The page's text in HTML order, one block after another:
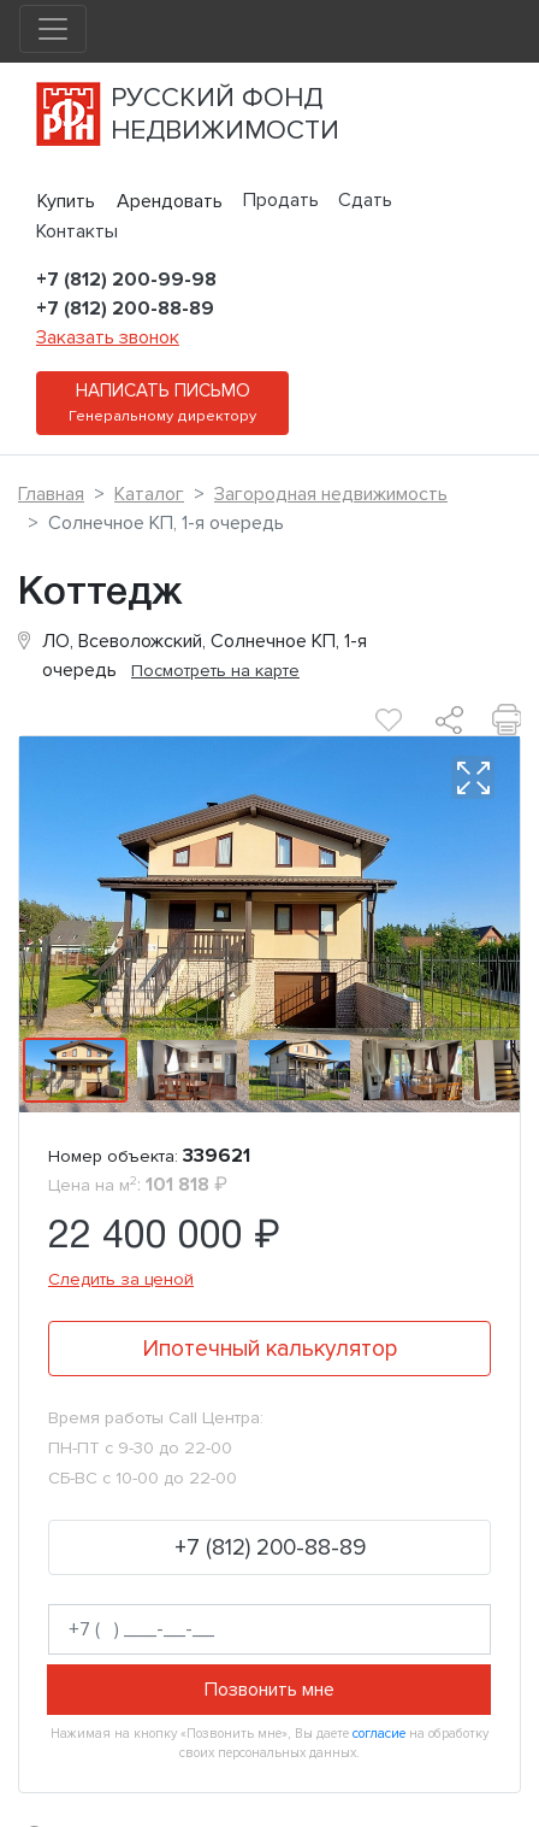
РУССКИЙ ФОНД
НЕДВИЖИМОСТИ
Купить Арендовать Продать
Сдать
Контакты
+7 (812) 200-99-98
+7 (812) 200-88-89
Заказать звонок
НАПИСАТЬ ПИСЬМО
Генеральному директору
Главная Каталог
Загородная недвижимость
Солнечное КП, 1-я очередь
Коттедж
ЛО, Всеволожский, Солнечное КП, 1-я
очередь Посмотреть на карте
Номер объекта: 339621
Цена на м2: 101 818 ₽
22 400 000 ₽
Следить за ценой
Ипотечный калькулятор
Время работы Call Центра:
ПН-ПТ с 9-30 до 22-00
СБ-ВС с 10-00 до 22-00
+7 (812) 200-88-89
Позвонить мне
Нажимая на кнопку «Позвонить мне», Вы даете согласие на обработку
своих персональных данных.